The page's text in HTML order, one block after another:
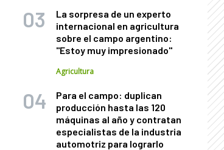
La sorpresa de un experto
internacional en agricultura
sobre el campo argentino:
"Estoy muy impresionado"
Agricultura
Para el campo: duplican
producción hasta las 120
máquinas al año y contratan
especialistas de la industria
automotriz para lograrlo